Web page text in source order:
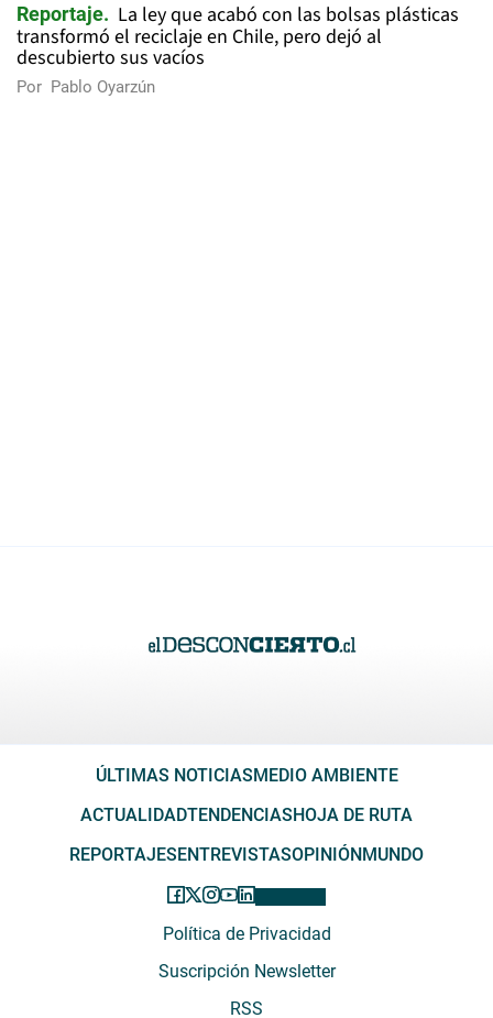
Reportaje
La ley que acabó con las bolsas plásticas
transformó el reciclaje en Chile, pero dejó al
descubierto sus vacíos
Por Pablo Oyarzún
ÚLTIMAS NOTICIASMEDIO AMBIENTE
ACTUALIDADTENDENCIASHOJA DE RUTA
REPORTAJESENTREVISTASOPINIÓNMUNDO
Política de Privacidad
Suscripción Newsletter
RSS